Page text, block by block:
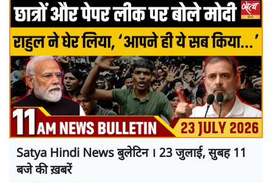
Satya Hindi News बुलेटिन । 23 जुलाई, सुबह 11
बजे की ख़बरें